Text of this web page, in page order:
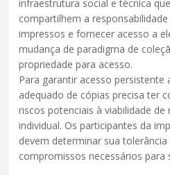
infraestrutura social e técnica
compartilhem a
impressos e fornecer acesso a
mudança de paradigma de
propriedade para acesso.
Para garantir acesso
adequado de cópias precisa ter
riscos potenciais à viabilidade de
individual. Os participantes da
devem determinar sua
compromissos necessários para